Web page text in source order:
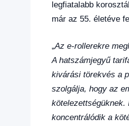
legfiatalabb
már az 55. életéve
„Az e-rollerekre
A hatszámjegyű
kivárási törekvés a
szolgálja, hogy az
kötelezettségüknek.
koncentrálódik a